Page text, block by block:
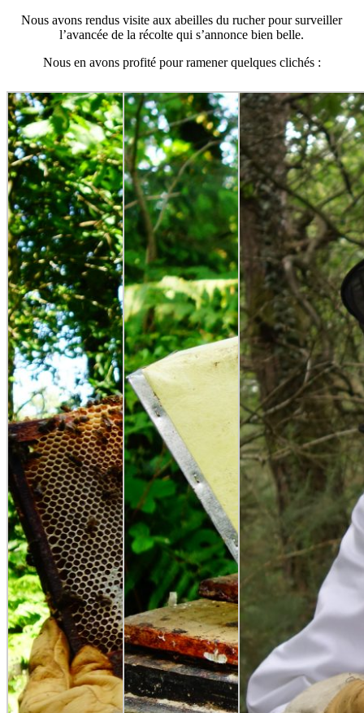
Nous avons rendus visite aux abeilles du rucher pour surveiller
l’avancée de la récolte qui s’annonce bien belle.
Nous en avons profité pour ramener quelques clichés :